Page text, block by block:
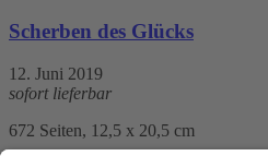
Scherben des Glücks
12. Juni 2019
sofort lieferbar
672 Seiten, 12,5 x 20,5 cm